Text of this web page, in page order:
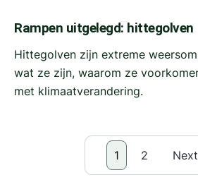
Rampen uitgelegd: hittegolven
Hittegolven zijn extreme
wat ze zijn, waarom ze
met klimaatverandering.
1 2 Next